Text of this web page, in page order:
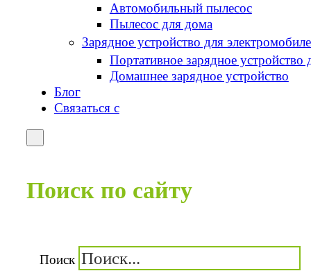
Автомобильный пылесос
Пылесос для дома
Зарядное устройство для
Портативное зарядное устройство
Домашнее зарядное устройство
Блог
Связаться с
Поиск по сайту
Поиск